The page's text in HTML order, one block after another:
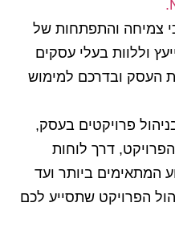
צמיחה והתפתחות של
וללוות בעלי עסקים
העסק ובדרכם למימוש
פרויקטים בעסק,
דרך לוחות
המתאימים ביותר ועד
הפרויקט שתסייע לכם